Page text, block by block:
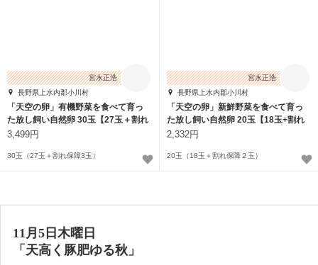
宮永正浩
長野県上水内郡小川村
「天空の卵」有機野菜を食べて育っ
た放し飼い自然卵 30玉【27玉＋割れ
保障3玉】
3,499円
30玉（27玉＋割れ保障3玉）
宮永正浩
長野県上水内郡小川村
「天空の卵」新鮮野菜を食べて育っ
た放し飼い自然卵 20玉【18玉+割れ
保障2玉】
2,332円
20玉（18玉＋割れ保障２玉）
11月5日木曜日
「天高く豚肥ゆる秋」